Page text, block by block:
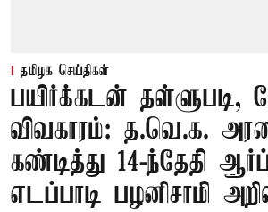
தமிழக செய்திகள்
பயிர்க்கடன் தள்ளுபடி,
விவகாரம்: த.வெ.க.
கண்டித்து 14-ந்தேதி
எடப்பாடி பழனிசாமி